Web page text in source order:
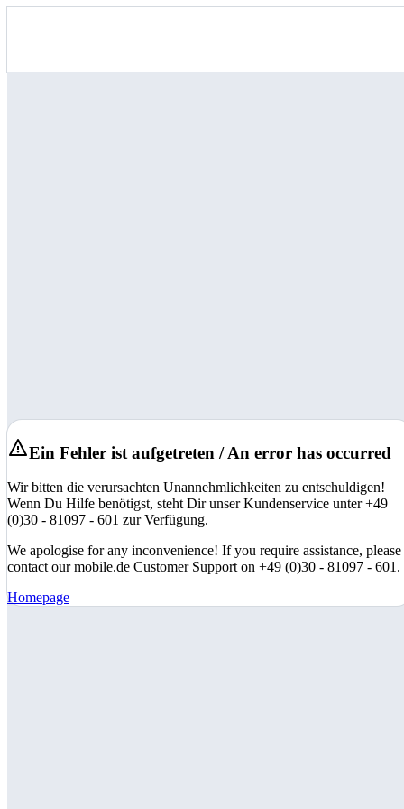
Ein Fehler ist aufgetreten / An error has occurred
Wir bitten die verursachten Unannehmlichkeiten zu entschuldigen!
Wenn Du Hilfe benötigst, steht Dir unser Kundenservice unter +49
(0)30 - 81097 - 601 zur Verfügung.
We apologise for any inconvenience! If you require assistance, please
contact our mobile.de Customer Support on +49 (0)30 - 81097 - 601.
Homepage